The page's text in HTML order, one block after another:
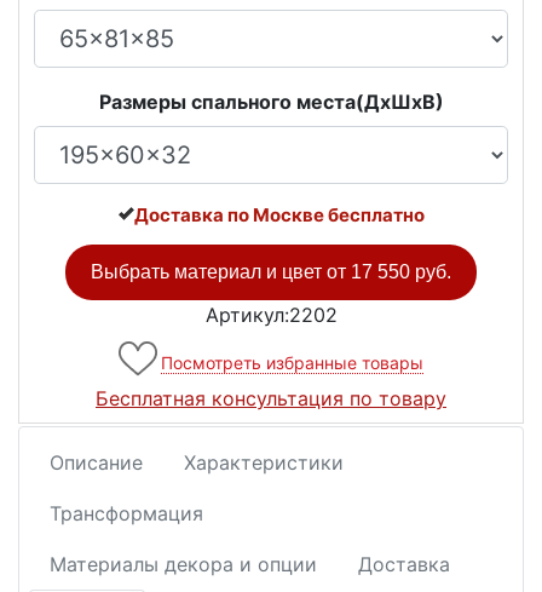
Размеры спального места(ДxШxВ)
Доставка по Москве бесплатно
Выбрать материал и цвет от 17 550 руб.
Артикул:2202
Посмотреть избранные товары
Бесплатная консультация по товару
Описание Характеристики
Трансформация
Материалы декора и опции Доставка